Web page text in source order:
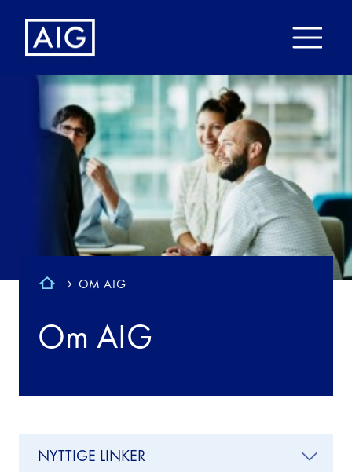
OM AIG
Om AIG
NYTTIGE LINKER